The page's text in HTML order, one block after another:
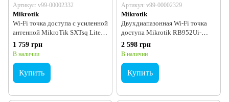
Артикул: v99-00002332
Mikrotik
Wi-Fi точка доступа с усиленной
антенной MikroTik SXTsq Lite2
(RBSXTsq2nD) 2.4 ГГц
1 759 грн
В наличии
Купить
Артикул: v99-00002329
Mikrotik
Двухдиапазонная Wi-Fi точка
доступа Mikrotik RB952Ui-
5ac2nD-TC
2 598 грн
В наличии
Купить